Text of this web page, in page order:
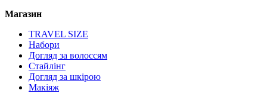
Магазин
TRAVEL SIZE
Набори
Догляд за волоссям
Стайлінг
Догляд за шкірою
Макіяж